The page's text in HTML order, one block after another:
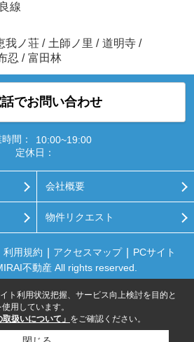
線
我ノ荘 / 土師ノ里 / 道明寺 /
忍 / 富田林
でお問い合わせ
間：
10:00~19:00
定休日：
会社概要
物件リクエスト
利用規約 アクセスマップ
PCサイト
不動産 All rights reserved.
ト利用状況把握、サービス向上検討を目的と
用しています。
取扱いについて」 をご確認ください。